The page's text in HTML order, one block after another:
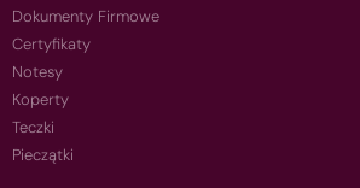
Dokumenty Firmowe
Certyfikaty
Notesy
Koperty
Teczki
Pieczątki